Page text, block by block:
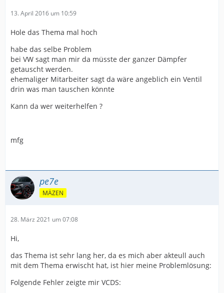
13. April 2016 um 10:59
Hole das Thema mal hoch
habe das selbe Problem
bei VW sagt man mir da müsste der ganzer Dämpfer
getauscht werden.
ehemaliger Mitarbeiter sagt da wäre angeblich ein Ventil
drin was man tauschen könnte
Kann da wer weiterhelfen ?
mfg
pe7e
MÄZEN
28. März 2021 um 07:08
Hi,
das Thema ist sehr lang her, da es mich aber akteull auch
mit dem Thema erwischt hat, ist hier meine Problemlösung:
Folgende Fehler zeigte mir VCDS: